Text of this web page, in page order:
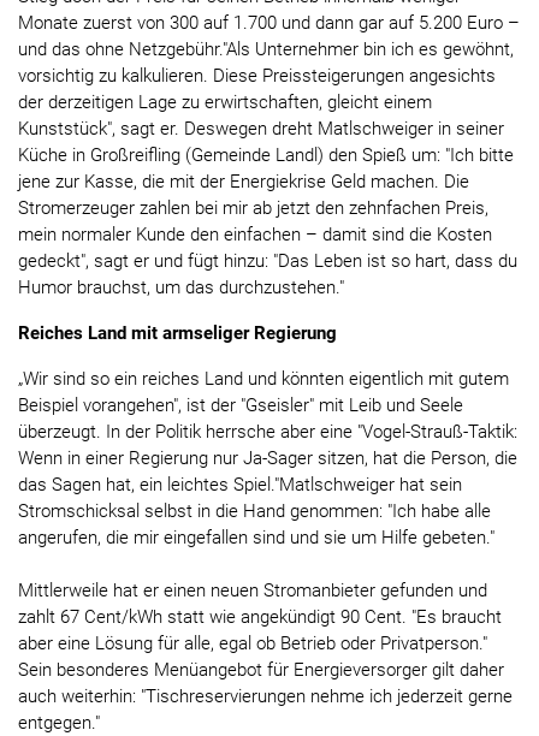
Monate zuerst von 300 auf 1.700 und dann gar auf 5.200 Euro –
und das ohne Netzgebühr."Als Unternehmer bin ich es gewöhnt,
vorsichtig zu kalkulieren. Diese Preissteigerungen angesichts
der derzeitigen Lage zu erwirtschaften, gleicht einem
Kunststück", sagt er. Deswegen dreht Matlschweiger in seiner
Küche in Großreifling (Gemeinde Landl) den Spieß um: "Ich bitte
jene zur Kasse, die mit der Energiekrise Geld machen. Die
Stromerzeuger zahlen bei mir ab jetzt den zehnfachen Preis,
mein normaler Kunde den einfachen – damit sind die Kosten
gedeckt", sagt er und fügt hinzu: "Das Leben ist so hart, dass du
Humor brauchst, um das durchzustehen."
Reiches Land mit armseliger Regierung
„Wir sind so ein reiches Land und könnten eigentlich mit gutem
Beispiel vorangehen", ist der "Gseisler" mit Leib und Seele
überzeugt. In der Politik herrsche aber eine "Vogel-Strauß-Taktik:
Wenn in einer Regierung nur Ja-Sager sitzen, hat die Person, die
das Sagen hat, ein leichtes Spiel."Matlschweiger hat sein
Stromschicksal selbst in die Hand genommen: "Ich habe alle
angerufen, die mir eingefallen sind und sie um Hilfe gebeten."
Mittlerweile hat er einen neuen Stromanbieter gefunden und
zahlt 67 Cent/kWh statt wie angekündigt 90 Cent. "Es braucht
aber eine Lösung für alle, egal ob Betrieb oder Privatperson."
Sein besonderes Menüangebot für Energieversorger gilt daher
auch weiterhin: "Tischreservierungen nehme ich jederzeit gerne
entgegen."